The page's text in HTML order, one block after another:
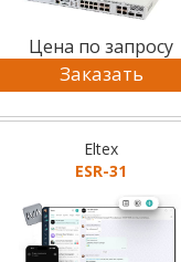
Цена по запросу
Заказать
Eltex
ESR-31